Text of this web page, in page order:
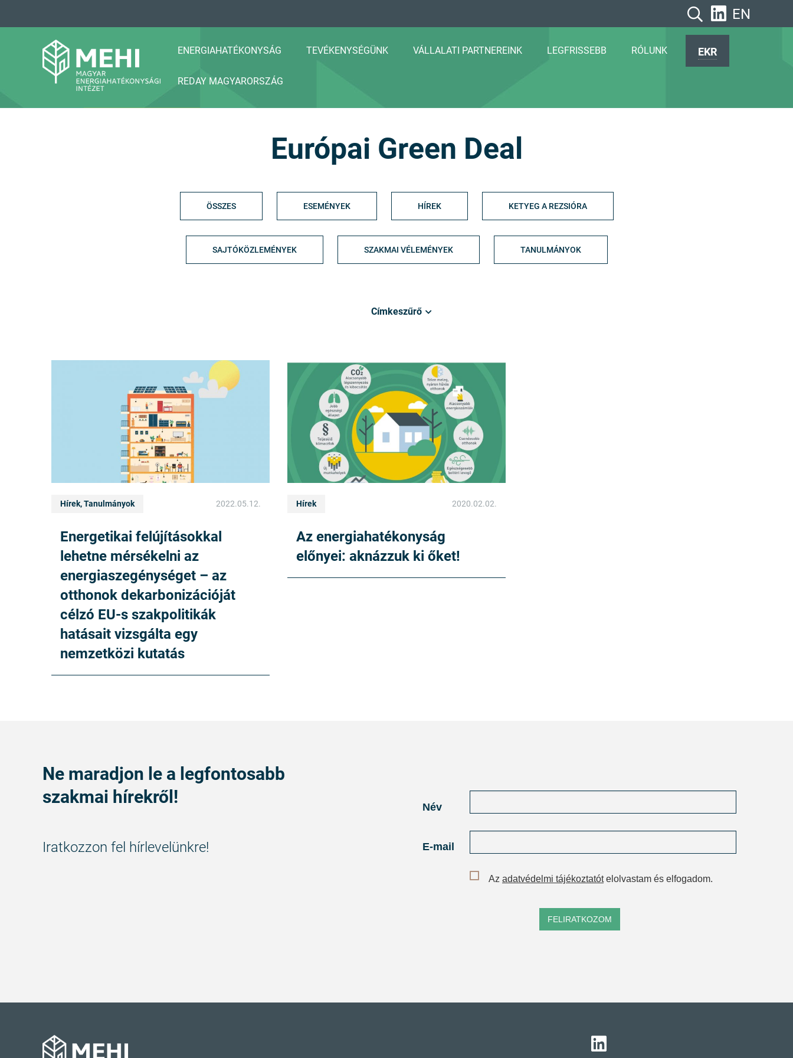
EN
ENERGIAHATÉKONYSÁG TEVÉKENYSÉGÜNK VÁLLALATI PARTNEREINK LEGFRISSEBB RÓLUNK EKR
REDAY MAGYARORSZÁG
Európai Green Deal
ÖSSZES ESEMÉNYEK HÍREK KETYEG A REZSIÓRA
SAJTÓKÖZLEMÉNYEK SZAKMAI VÉLEMÉNYEK TANULMÁNYOK
Címkeszűrő
Hírek, Tanulmányok 2022.05.12.
Energetikai felújításokkal
lehetne mérsékelni az
energiaszegénységet – az
otthonok dekarbonizációját
célzó EU-s szakpolitikák
hatásait vizsgálta egy
nemzetközi kutatás
Hírek 2020.02.02.
Az energiahatékonyság
előnyei: aknázzuk ki őket!
Ne maradjon le a legfontosabb
szakmai hírekről!
Iratkozzon fel hírlevelünkre!
Név
E-mail
Az adatvédelmi tájékoztatótelolvastam és elfogadom.
FELIRATKOZOM